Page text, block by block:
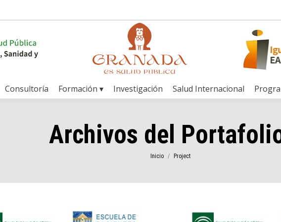
Consultoría Formación ▾ Investigación Salud Internacional
Archivos del
Estás aquí:
Inicio Project